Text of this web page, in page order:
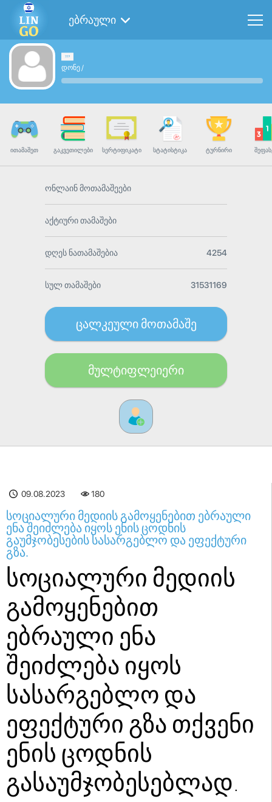
ებრაული
დონე/
ᲘᲗᲐᲛᲐᲨᲔᲗ ᲒᲐᲙᲕᲔᲗᲘᲚᲔᲑᲘ ᲡᲔᲠᲢᲘᲤᲘᲙᲐᲢᲘ ᲡᲢᲐᲢᲘᲡᲢᲘᲙᲐ ᲢᲣᲠᲜᲘᲠᲘ
ონლაინ მოთამაშეები
აქტიური თამაშები
დღეს ნათამაშებია 4254
სულ თამაშები 31531169
ცალკეული მოთამაშე
მულტიფლეიერი
09.08.2023 180
სოციალური მედიის გამოყენებით ებრაული
ენა შეიძლება იყოს ენის ცოდნის
გაუმჯობესების სასარგებლო და ეფექტური
გზა.
სოციალური მედიის
გამოყენებით
ებრაული ენა
შეიძლება იყოს
სასარგებლო და
ეფექტური გზა თქვენი
ენის ცოდნის
გასაუმჯობესებლად.